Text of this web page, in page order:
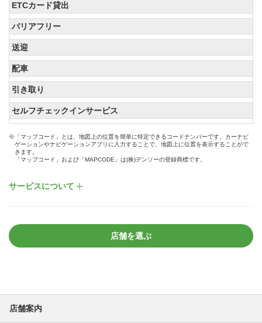
ETCカード貸出
バリアフリー
送迎
配車
引き取り
セルフチェックインサービス
※「マップコード」とは、地図上の位置を簡単に特定できるコードナンバーです。カーナビ
ゲーションやナビゲーションアプリに入力することで、地図上に位置を表示することがで
きます。
「マップコード」および「MAPCODE」は(株)デンソーの登録商標です。
サービスについて
店舗を選ぶ
店舗案内